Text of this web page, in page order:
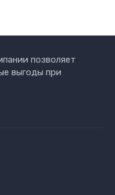
позволяет
выгоды при